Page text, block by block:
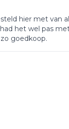
hier met van
het wel pas
goedkoop.